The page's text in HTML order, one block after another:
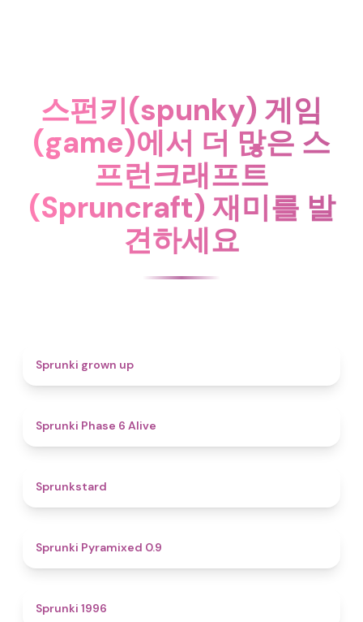
스펀키(spunky) 게임
(game)에서 더 많은 스
프런크래프트
(Spruncraft) 재미를 발
견하세요
Sprunki grown up
Sprunki Phase 6 Alive
Sprunkstard
Sprunki Pyramixed 0.9
Sprunki 1996